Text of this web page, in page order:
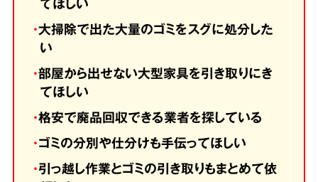
・大掃除で出た大量のゴミをスグに処分した
い
・部屋から出せない大型家具を引き取りにき
てほしい
・格安で廃品回収できる業者を探している
・ゴミの分別や仕分けも手伝ってほしい
・引っ越し作業とゴミの引き取りもまとめて依